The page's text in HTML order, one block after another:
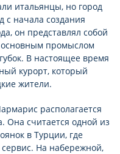
итальянцы, но город
с начала создания
он представлял собой
промыслом
В настоящее время
курорт, который
жители.
располагается
Она считается одной из
в Турции, где
На набережной,